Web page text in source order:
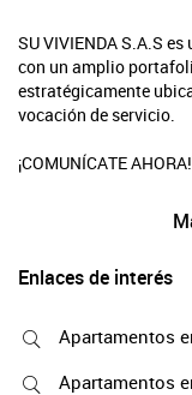
SU VIVIENDA S.A.S
con un amplio
estratégicamente
vocación de servicio.
¡COMUNÍCATE
Enlaces de interés
Apartamentos
Apartamentos